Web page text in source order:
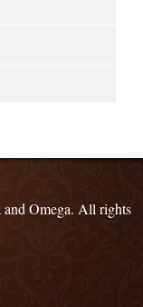
Omega. All rights